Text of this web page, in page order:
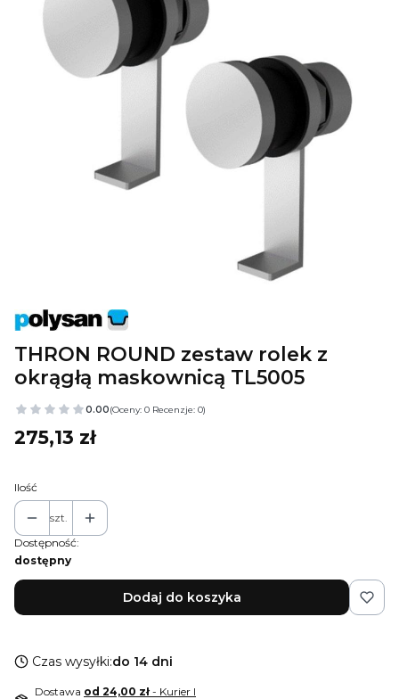
THRON ROUND zestaw rolek z
okrągłą maskownicą TL5005
0.00(Oceny: 0 Recenzje: 0)
Cena
275,13 zł
Ilość
szt.
Dostępność:
dostępny
Dodaj do koszyka
Czas wysyłki:do 14 dni
Dostawa od 24,00 zł - Kurier I